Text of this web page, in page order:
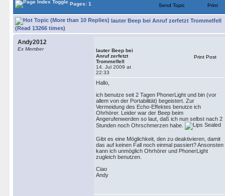
Pages: 1 Send Topic Print
lauter Beep bei Anruf zerfetzt Trommelfell
(Read 13266 times)
Andy2012
Ex Member
lauter Beep bei
Anruf zerfetzt
Trommelfell
14. Jul 2009 at
22:33
Print Post
Hallo,
ich benutze seit 2 Tagen PhonerLight und bin (vor
allem von der Portabilität) begeistert. Zur
Vermeidung des Echo-Effektes benutze ich
Ohrhörer. Leider war der Beep beim
Angerufenwerden so laut, daß ich nun selbst nach 2
Stunden noch Ohrschmerzen habe.
Gibt es eine Möglichkeit, den zu deaktivieren, damit
das auf keinen Fall noch einmal passiert? Ansonsten
kann ich unmöglich Ohrhörer und PhonerLight
zugleich benutzen.
Ciao
Andy